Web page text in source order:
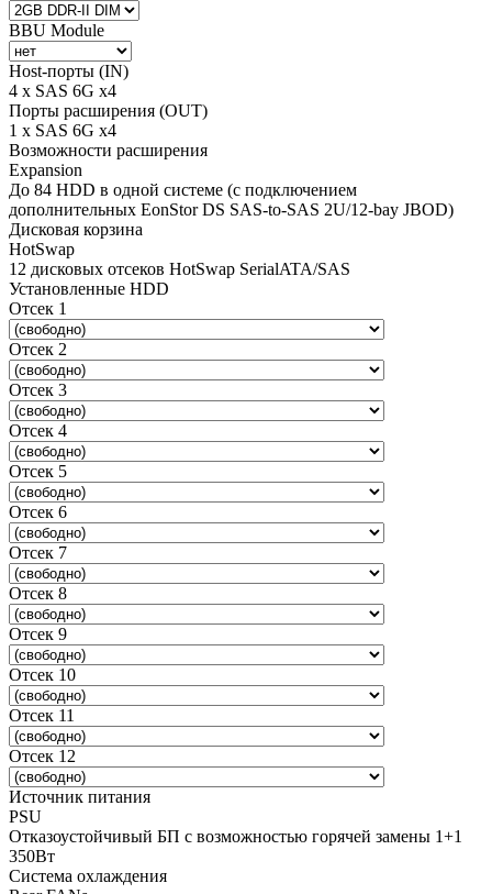
BBU Module
Host-порты (IN)
4 x SAS 6G x4
Порты расширения (OUT)
1 x SAS 6G x4
Возможности расширения
Expansion
До 84 HDD в одной системе (с подключением
дополнительных EonStor DS SAS-to-SAS 2U/12-bay JBOD)
Дисковая корзина
HotSwap
12 дисковых отсеков HotSwap SerialATA/SAS
Установленные HDD
Отсек 1
Отсек 2
Отсек 3
Отсек 4
Отсек 5
Отсек 6
Отсек 7
Отсек 8
Отсек 9
Отсек 10
Отсек 11
Отсек 12
Источник питания
PSU
Отказоустойчивый БП с возможностью горячей замены 1+1
350Вт
Система охлаждения